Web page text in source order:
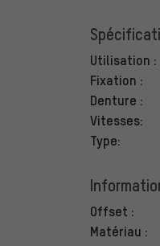
Utilisation :
Fixation :
Denture :
Vitesses:
Type:
Offset :
Matériau :